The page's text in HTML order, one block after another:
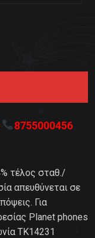
8755000456
τέλος σταθ./
απευθύνεται σε
Για
Planet phones
TK14231